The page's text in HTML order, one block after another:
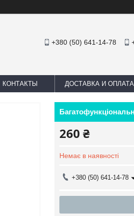
+380 (50) 641-14-78
КОНТАКТЫ ДОСТАВКА И ОПЛАТА
260 ₴
Немає в наявності
+380 (50) 641-14-78